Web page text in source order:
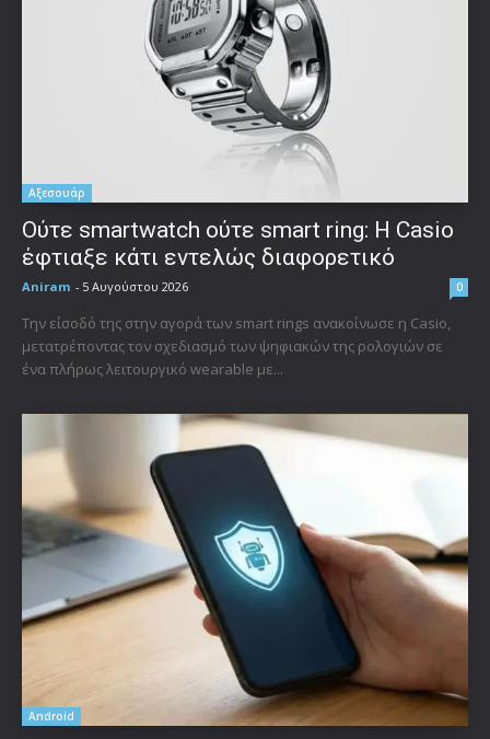
Αξεσουάρ
Ούτε smartwatch ούτε smart ring: Η Casio
έφτιαξε κάτι εντελώς διαφορετικό
Aniram - 5 Αυγούστου 2026 0
Την είσοδό της στην αγορά των smart rings ανακοίνωσε η Casio,
μετατρέποντας τον σχεδιασμό των ψηφιακών της ρολογιών σε
ένα πλήρως λειτουργικό wearable με...
Android